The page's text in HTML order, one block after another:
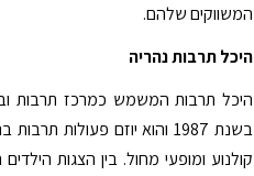
המשווקים שלהם.
היכל תרבות נהריה
היכל תרבות המשמש כמרכז תרבות
בשנת 1987 והוא יוזם פעולות
קולנוע ומופעי מחול. בין הצגות